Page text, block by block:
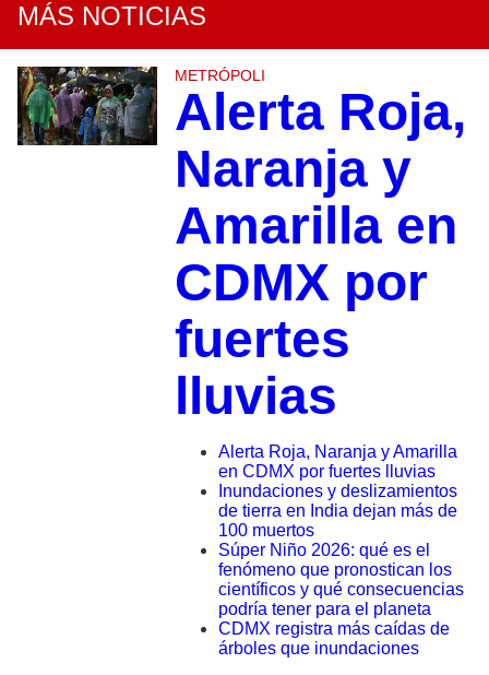
MÁS NOTICIAS
METRÓPOLI
Alerta Roja,
Naranja y
Amarilla en
CDMX por
fuertes
lluvias
Alerta Roja, Naranja y Amarilla
en CDMX por fuertes lluvias
Inundaciones y deslizamientos
de tierra en India dejan más de
100 muertos
Súper Niño 2026: qué es el
fenómeno que pronostican los
científicos y qué consecuencias
podría tener para el planeta
CDMX registra más caídas de
árboles que inundaciones